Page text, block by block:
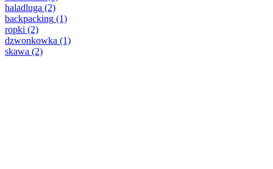
haladluga (2)
backpacking (1)
ropki (2)
dzwonkowka (1)
skawa (2)